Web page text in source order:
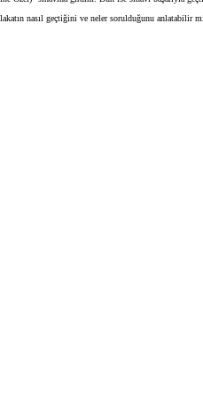
nasıl geçtiğini ve neler sorulduğunu anlatabilir